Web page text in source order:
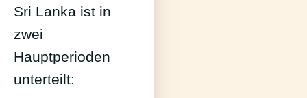
Sri Lanka ist in
zwei
Hauptperioden
unterteilt: